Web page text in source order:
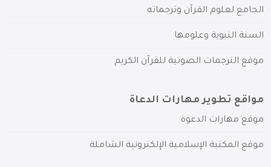
الجامع لعلوم القرآن وترجماته
السنة النبوية وعلومها
موقع الترجمات الصوتية للقرآن الكريم
مواقع تطوير مهارات الدعاة
موقع مهارات الدعوة
موقع المكتبة الإسلامية الإلكترونية الشاملة